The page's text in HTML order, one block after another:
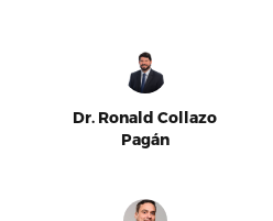
Dr. Ronald Collazo
Pagán